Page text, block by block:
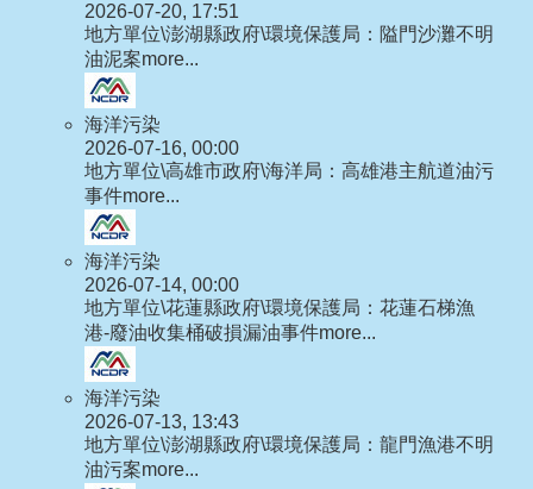
2026-07-20, 17:51
地方單位\澎湖縣政府\環境保護局：隘門沙灘不明
油泥案more...
海洋污染
2026-07-16, 00:00
地方單位\高雄市政府\海洋局：高雄港主航道油污
事件more...
海洋污染
2026-07-14, 00:00
地方單位\花蓮縣政府\環境保護局：花蓮石梯漁
港-廢油收集桶破損漏油事件more...
海洋污染
2026-07-13, 13:43
地方單位\澎湖縣政府\環境保護局：龍門漁港不明
油污案more...